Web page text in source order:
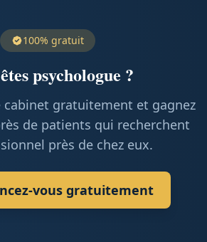
100% gratuit
psychologue ?
cabinet gratuitement et gagnez
de patients qui recherchent
près de chez eux.
vous gratuitement